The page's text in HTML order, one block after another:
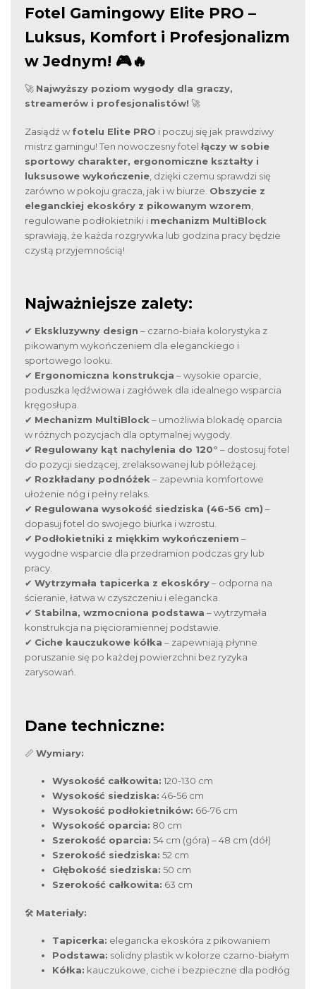
Fotel Gamingowy Elite PRO –
Luksus, Komfort i Profesjonalizm
w Jednym! 🎮🔥
🚀 Najwyższy poziom wygody dla graczy,
streamerów i profesjonalistów! 🚀
Zasiądź w fotelu Elite PRO i poczuj się jak prawdziwy
mistrz gamingu! Ten nowoczesny fotel łączy w sobie
sportowy charakter, ergonomiczne kształty i
luksusowe wykończenie , dzięki czemu sprawdzi się
zarówno w pokoju gracza, jak i w biurze. Obszycie z
eleganckiej ekoskóry z pikowanym wzorem
regulowane podłokietniki i mechanizm MultiBlock
sprawiają, że każda rozgrywka lub godzina pracy będzie
czystą przyjemnością!
Najważniejsze zalety:
✔ Ekskluzywny design – czarno-biała kolorystyka z
pikowanym wykończeniem dla eleganckiego i
sportowego looku.
✔ Ergonomiczna konstrukcja – wysokie oparcie,
poduszka lędźwiowa i zagłówek dla idealnego wsparcia
kręgosłupa.
✔ Mechanizm MultiBlock– umożliwia blokadę oparcia
w różnych pozycjach dla optymalnej wygody.
✔ Regulowany kąt nachylenia do 120° – dostosuj fotel
do pozycji siedzącej, zrelaksowanej lub półleżącej.
✔ Rozkładany podnóżek– zapewnia komfortowe
ułożenie nóg i pełny relaks.
✔ Regulowana wysokość siedziska (46-56 cm) –
dopasuj fotel do swojego biurka i wzrostu.
✔ Podłokietniki z miękkim wykończeniem –
wygodne wsparcie dla przedramion podczas gry lub
pracy.
✔ Wytrzymała tapicerka z ekoskóry– odporna na
ścieranie, łatwa w czyszczeniu i elegancka.
✔ Stabilna, wzmocniona podstawa – wytrzymała
konstrukcja na pięcioramiennej podstawie.
✔ Ciche kauczukowe kółka – zapewniają płynne
poruszanie się po każdej powierzchni bez ryzyka
zarysowań.
Dane techniczne:
📏 Wymiary:
Wysokość całkowita: 120-130 cm
Wysokość siedziska: 46-56 cm
Wysokość podłokietników: 66-76 cm
Wysokość oparcia: 80 cm
Szerokość oparcia: 54 cm (góra) – 48 cm (dół)
Szerokość siedziska: 52 cm
Głębokość siedziska: 50 cm
Szerokość całkowita: 63 cm
🛠 Materiały:
Tapicerka: elegancka ekoskóra z pikowaniem
Podstawa: solidny plastik w kolorze czarno-białym
Kółka: kauczukowe, ciche i bezpieczne dla podłóg